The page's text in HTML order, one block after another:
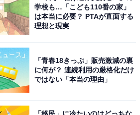
学校も…「こども110番の家」
は本当に必要？ PTAが直面する
理想と現実
「青春18きっぷ」販売激減の裏
に何が？ 連続利用の厳格化だけ
ではない「本当の理由」